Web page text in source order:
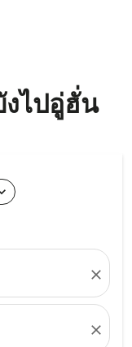
งไปอู่ฮั่น
close
close